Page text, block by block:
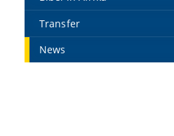
Transfer
News